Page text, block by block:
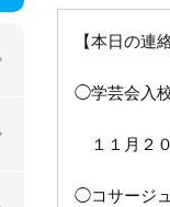
【本日の連
◯学芸会入
１１月２
◯コサージ